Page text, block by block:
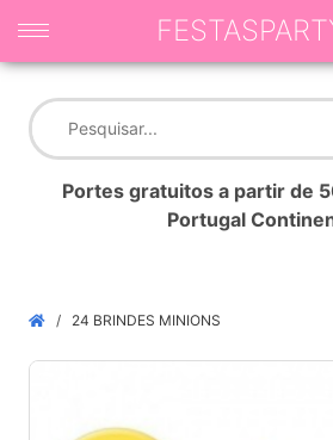
Portes gratuitos a partir de
Portugal
24 BRINDES MINIONS